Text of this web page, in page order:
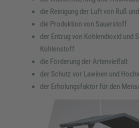
die Reinigung der Luft von Ruß
die Produktion von Sauerstoff
der Entzug von Kohlendioxid und
Kohlenstoff
die Förderung der Artenvielfalt
der Schutz vor Lawinen und
der Erholungsfaktor für den